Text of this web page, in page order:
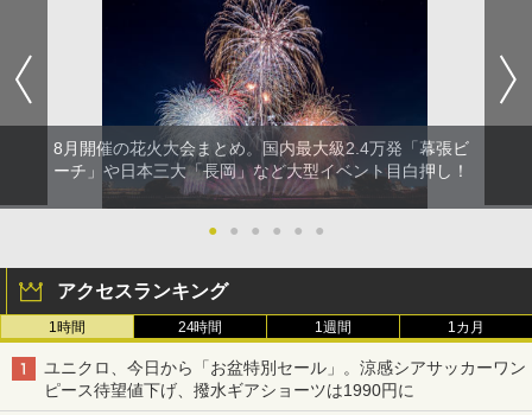
8月開催の花火大会まとめ。国内最大級2.4万発「幕張ビ
ーチ」や日本三大「長岡」など大型イベント目白押し！
● ● ● ● ● ●
アクセスランキング
1時間 24時間 1週間 1カ月
ユニクロ、今日から「お盆特別セール」。涼感シアサッカーワン
ピース待望値下げ、撥水ギアショーツは1990円に